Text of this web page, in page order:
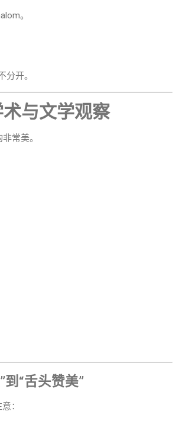
。
分开。
术与文学观察
常美。
到“舌头赞美”
：